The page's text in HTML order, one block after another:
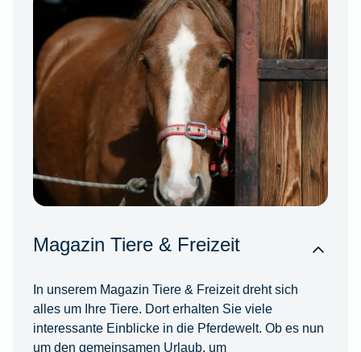
Magazin Tiere & Freizeit
In unserem Magazin Tiere & Freizeit dreht sich
alles um Ihre Tiere. Dort erhalten Sie viele
interessante Einblicke in die Pferdewelt. Ob es nun
um den gemeinsamen Urlaub, um